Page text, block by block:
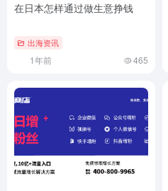
在日本怎样通过做生意挣钱
出海资讯
1年前 465